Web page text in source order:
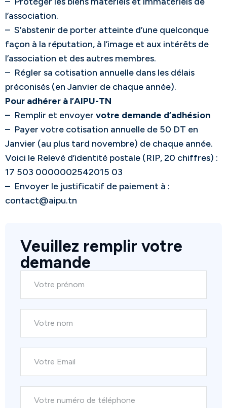
l’association.
– S’abstenir de porter atteinte d’une quelconque
façon à la réputation, à l’image et aux intérêts de
l’association et des autres membres.
– Régler sa cotisation annuelle dans les délais
préconisés (en Janvier de chaque année).
Pour adhérer à l’AIPU-TN
– Remplir et envoyer votre demande d’adhésion
– Payer votre cotisation annuelle de 50 DT en
Janvier (au plus tard novembre) de chaque année.
Voici le Relevé d’identité postale (RIP, 20 chiffres) :
17 503 0000002542015 03
– Envoyer le justificatif de paiement à :
contact@aipu.tn
Veuillez remplir votre
demande